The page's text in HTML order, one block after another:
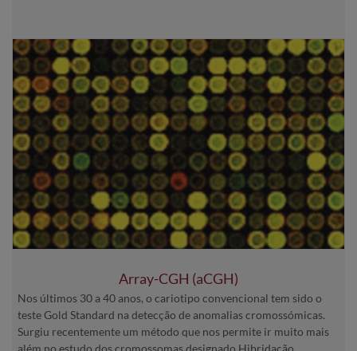
Array-CGH (aCGH)
Nos últimos 30 a 40 anos, o cariotipo convencional tem sido o
teste Gold Standard na detecção de anomalias cromossómicas.
Surgiu recentemente um método que nos permite ir muito mais
além no estudo dos cromossomas designado Hibridação